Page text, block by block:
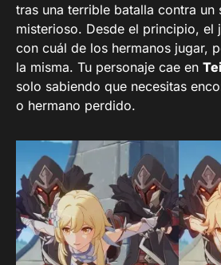
tras una terrible batalla contra un
misterioso. Desde el principio, el
con cuál de los hermanos jugar,
la misma. Tu personaje cae en
solo sabiendo que necesitas
o hermano perdido.